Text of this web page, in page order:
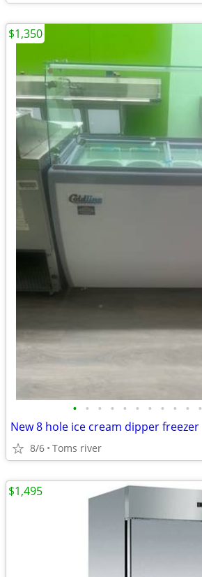
• • • • • • • • • • •
New 8 hole ice cream dipper freezer
8/6 Toms river
$1,350
$1,495